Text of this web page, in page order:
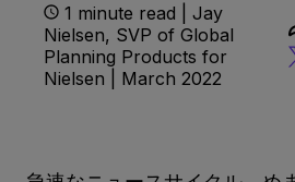
1 minute read | Jay
Nielsen, SVP of Global
Planning Products for
Nielsen | March 2022